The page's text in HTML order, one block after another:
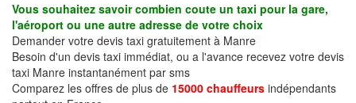
Vous souhaitez savoir combien coute un taxi pour la gare,
l'aéroport ou une autre adresse de votre choix
Demander votre devis taxi gratuitement à Manre
Besoin d'un devis taxi immédiat, ou a l'avance recevez votre devis
taxi Manre instantanément par sms
Comparez les offres de plus de 15000 chauffeurs indépendants